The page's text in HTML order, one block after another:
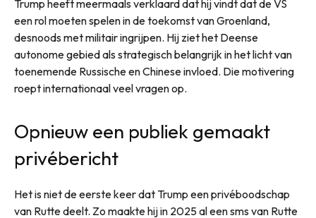
Trump heeft meermaals verklaard dat hij vindt dat de VS
een rol moeten spelen in de toekomst van Groenland,
desnoods met militair ingrijpen. Hij ziet het Deense
autonome gebied als strategisch belangrijk in het licht van
toenemende Russische en Chinese invloed. Die motivering
roept internationaal veel vragen op.
Opnieuw een publiek gemaakt
privébericht
Het is niet de eerste keer dat Trump een privéboodschap
van Rutte deelt. Zo maakte hij in 2025 al een sms van Rutte